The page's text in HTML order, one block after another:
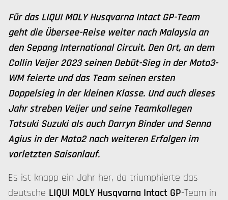
Für das LIQUI MOLY Husqvarna Intact GP-Team
geht die Übersee-Reise weiter nach Malaysia an
den Sepang International Circuit. Den Ort, an dem
Collin Veijer 2023 seinen Debüt-Sieg in der Moto3-
WM feierte und das Team seinen ersten
Doppelsieg in der kleinen Klasse. Und auch dieses
Jahr streben Veijer und seine Teamkollegen
Tatsuki Suzuki als auch Darryn Binder und Senna
Agius in der Moto2 nach weiteren Erfolgen im
vorletzten Saisonlauf.
Es ist knapp ein Jahr her, da triumphierte das
deutsche LIQUI MOLY Husqvarna Intact GP-Team in